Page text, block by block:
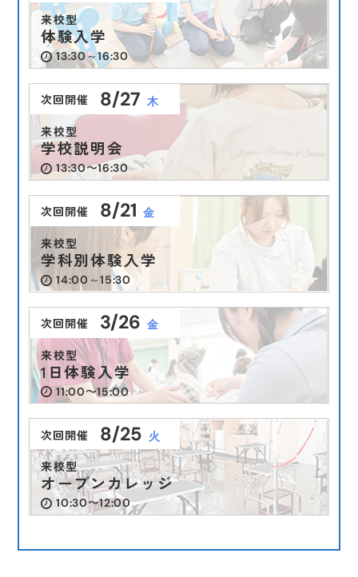
来校型
体験入学
13:30～16:30
次回開催 8/27 木
来校型
学校説明会
13:30〜16:30
次回開催 8/21 金
来校型
学科別体験入学
14:00～15:30
次回開催 3/26 金
来校型
1日体験入学
11:00〜15:00
次回開催 8/25 火
来校型
オープンカレッジ
10:30〜12:00